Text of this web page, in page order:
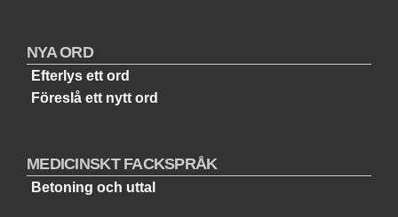
NYA ORD
Efterlys ett ord
Föreslå ett nytt ord
MEDICINSKT FACKSPRÅK
Betoning och uttal